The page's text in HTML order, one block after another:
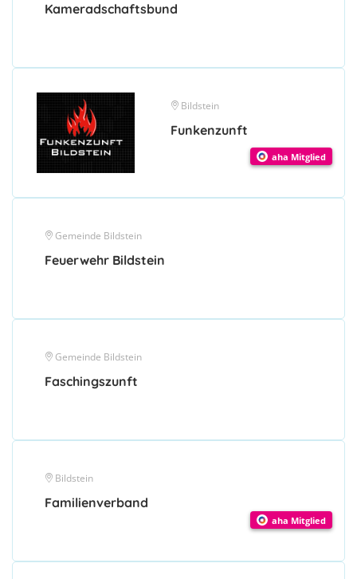
Kameradschaftsbund
Bildstein
Funkenzunft
aha Mitglied
Gemeinde Bildstein
Feuerwehr Bildstein
Gemeinde Bildstein
Faschingszunft
Bildstein
Familienverband
aha Mitglied